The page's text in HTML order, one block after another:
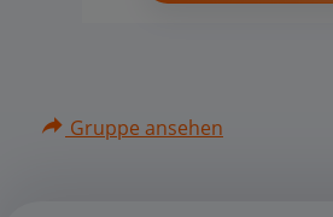
Gruppe ansehen